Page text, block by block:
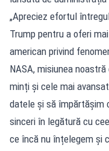
„Apreciez efortul
Trump pentru a oferi
american privind
NASA, misiunea
minți și cele mai
datele și să împărtășim
sinceri în legătură cu
ce încă nu înțelegem și